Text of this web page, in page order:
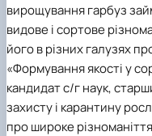
вирощування гарбуз
видове і сортове
його в різних галузях
«Формування якості у
кандидат с/г наук,
захисту і карантину
про широке